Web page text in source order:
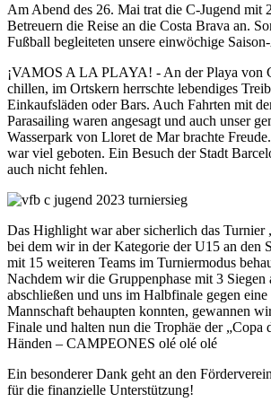
Am Abend des 26. Mai trat die C-Jugend mit
Betreuern die Reise an die Costa Brava an.
Fußball begleiteten unsere einwöchige
¡VAMOS A LA PLAYA! - An der Playa von
chillen, im Ortskern herrschte lebendiges
Einkaufsläden oder Bars. Auch Fahrten mit
Parasailing waren angesagt und auch unser
Wasserpark von Lloret de Mar brachte
war viel geboten. Ein Besuch der Stadt
auch nicht fehlen.
Das Highlight war aber sicherlich das Turnier
bei dem wir in der Kategorie der U15 an den
mit 15 weiteren Teams im Turniermodus
Nachdem wir die Gruppenphase mit 3 Siegen
abschließen und uns im Halbfinale gegen eine
Mannschaft behaupten konnten, gewannen
Finale und halten nun die Trophäe der „Copa
Händen – CAMPEONES olé olé olé
Ein besonderer Dank geht an den
für die finanzielle Unterstützung!